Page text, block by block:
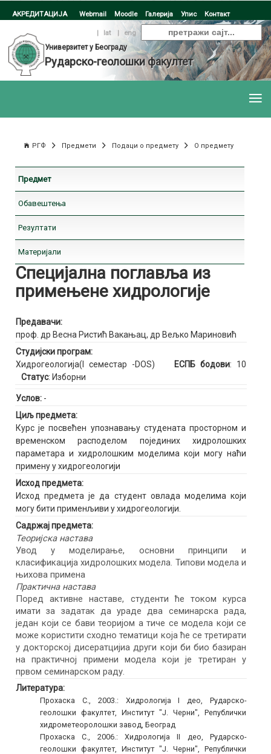
АКРЕДИТАЦИЈА Webmail Moodle Галерија Упис Контакт
| lat |
eng
Универзитет у Београду
Рударско-геолошки факултет
РГФ Предмети Подаци о предмету О предмету
Предмет
Обавештења
Резултати
Материјали
Специјална поглавља из
примењене хидрологије
Предавачи:
проф. др Весна Ристић Вакањац, др Вељко Мариновић
Студијски програм:
Хидрогеологија(I семестар -DOS)
ЕСПБ бодови: 10
Статус: Изборни
Услов: -
Циљ предмета:
Курс је посвећен упознавању студената просторном и
временском расподелом појединих хидролошких
параметара и хидролошким моделима који могу наћи
примену у хидрогеологији
Исход предмета:
Исход предмета је да студент овлада моделима који
могу бити применљиви у хидрогеологији.
Садржај предмета:
Теоријска настава
Увод у моделирање, основни принципи и
класификација хидролошких модела. Типови модела и
њихова примена
Практична настава
Поред активне наставе, студенти ће током курса
имати за задатак да ураде два семинарска рада,
један који се бави теоријом а тиче се модела који се
може користити сходно тематици која ће се третирати
у докторској дисератцијиа други који би био базиран
на практичној примени модела који је третиран у
првом семинарском раду.
Литература:
Прохаска С., 2003.: Хидрологија I део, Рударско-
геолошки факултет, Институт "Ј. Черни", Републички
хидрометеоролошки завод, Београд
Прохаска С., 2006.: Хидрологија II део, Рударско-
геолошки факултет, Институт "Ј. Черни", Републички